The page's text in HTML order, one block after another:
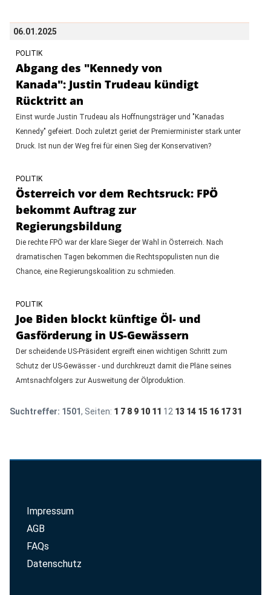
06.01.2025
POLITIK
Abgang des "Kennedy von
Kanada": Justin Trudeau kündigt
Rücktritt an
Einst wurde Justin Trudeau als Hoffnungsträger und "Kanadas
Kennedy" gefeiert. Doch zuletzt geriet der Premierminister stark unter
Druck. Ist nun der Weg frei für einen Sieg der Konservativen?
POLITIK
Österreich vor dem Rechtsruck: FPÖ
bekommt Auftrag zur
Regierungsbildung
Die rechte FPÖ war der klare Sieger der Wahl in Österreich. Nach
dramatischen Tagen bekommen die Rechtspopulisten nun die
Chance, eine Regierungskoalition zu schmieden.
POLITIK
Joe Biden blockt künftige Öl- und
Gasförderung in US-Gewässern
Der scheidende US-Präsident ergreift einen wichtigen Schritt zum
Schutz der US-Gewässer - und durchkreuzt damit die Pläne seines
Amtsnachfolgers zur Ausweitung der Ölproduktion.
Suchtreffer: 1501, Seiten: 1 7 8 9 10 11 12 13 14 15 16 17 31
Impressum
AGB
FAQs
Datenschutz